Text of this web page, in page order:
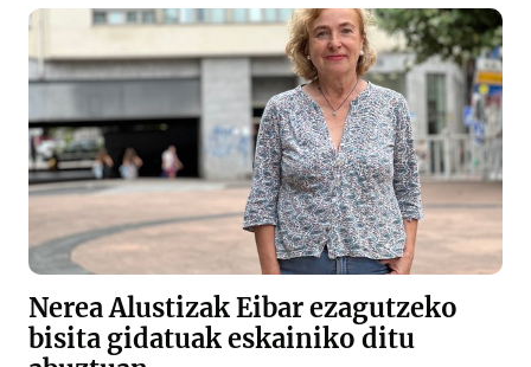
Nerea Alustizak Eibar ezagutzeko
bisita gidatuak eskainiko ditu